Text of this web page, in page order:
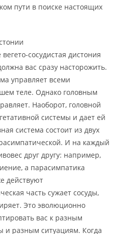
пути в поиске настоящих
сосудистая дистония
вас сразу насторожить.
управляет всеми
теле. Однако головным
Наоборот, головной
системы и дает ей
система состоит из двух
И на каждый
друг другу: например,
а парасимпатика
действуют
часть сужает сосуды,
Это эволюционно
вас к разным
разным ситуациям. Когда